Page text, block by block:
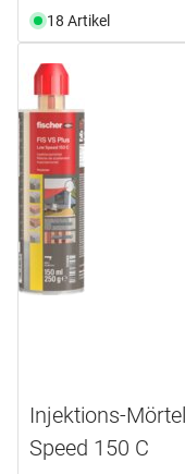
18 Artikel
Injektions-
Speed 150 C